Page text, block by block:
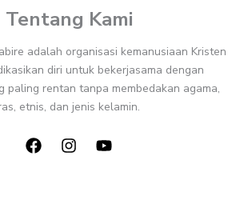
Tentang Kami
adalah organisasi kemanusiaan Kristen
diri untuk bekerjasama dengan
paling rentan tanpa membedakan agama,
etnis, dan jenis kelamin.